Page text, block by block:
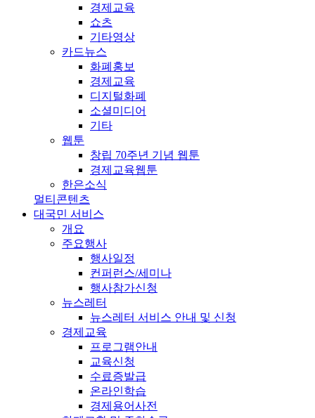
경제교육
쇼츠
기타영상
카드뉴스
화폐홍보
경제교육
디지털화폐
소셜미디어
기타
웹툰
창립 70주년 기념 웹툰
경제교육웹툰
한은소식
멀티콘텐츠
대국민 서비스
개요
주요행사
행사일정
컨퍼런스/세미나
행사참가신청
뉴스레터
뉴스레터 서비스 안내 및 신청
경제교육
프로그램안내
교육신청
수료증발급
온라인학습
경제용어사전